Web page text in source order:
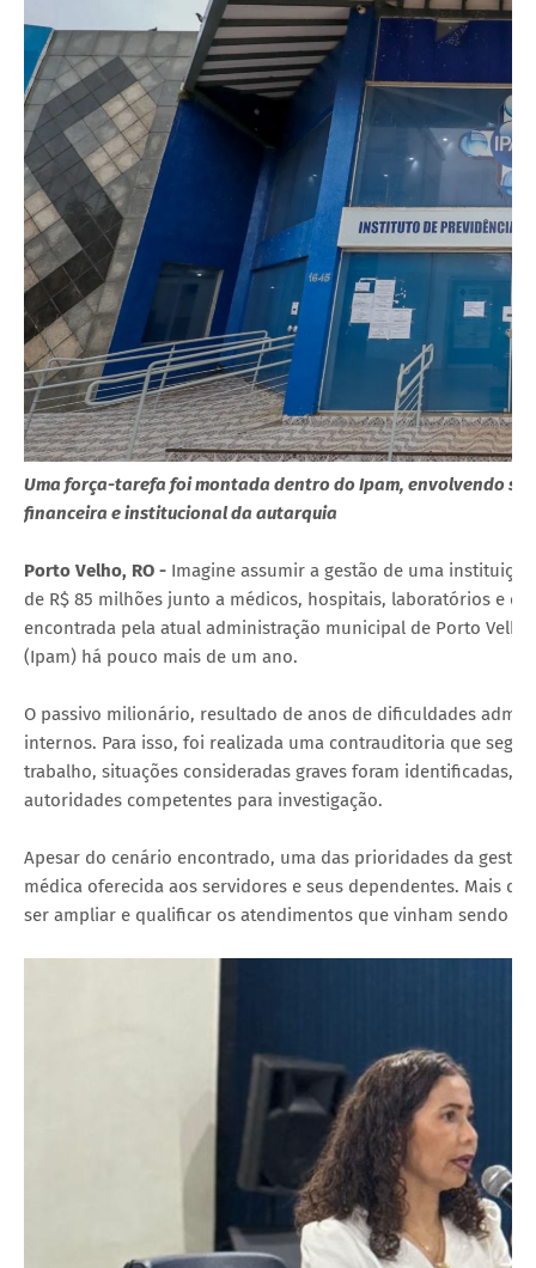
Uma força-tarefa foi montada dentro do Ipam, envolvendo
financeira e institucional da autarquia
Porto Velho, RO - Imagine assumir a gestão de uma
de R$ 85 milhões junto a médicos, hospitais, laboratórios e
encontrada pela atual administração municipal de Porto
(Ipam) há pouco mais de um ano.
O passivo milionário, resultado de anos de dificuldades
internos. Para isso, foi realizada uma contrauditoria que
trabalho, situações consideradas graves foram identificadas,
autoridades competentes para investigação.
Apesar do cenário encontrado, uma das prioridades da
médica oferecida aos servidores e seus dependentes. Mais
ser ampliar e qualificar os atendimentos que vinham sendo